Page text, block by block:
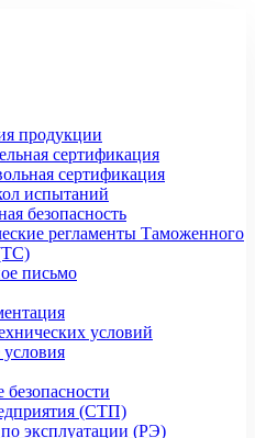
продукции
сертификация
сертификация
испытаний
безопасность
регламенты Таможенного
письмо
условий
(СТП)
эксплуатации (РЭ)